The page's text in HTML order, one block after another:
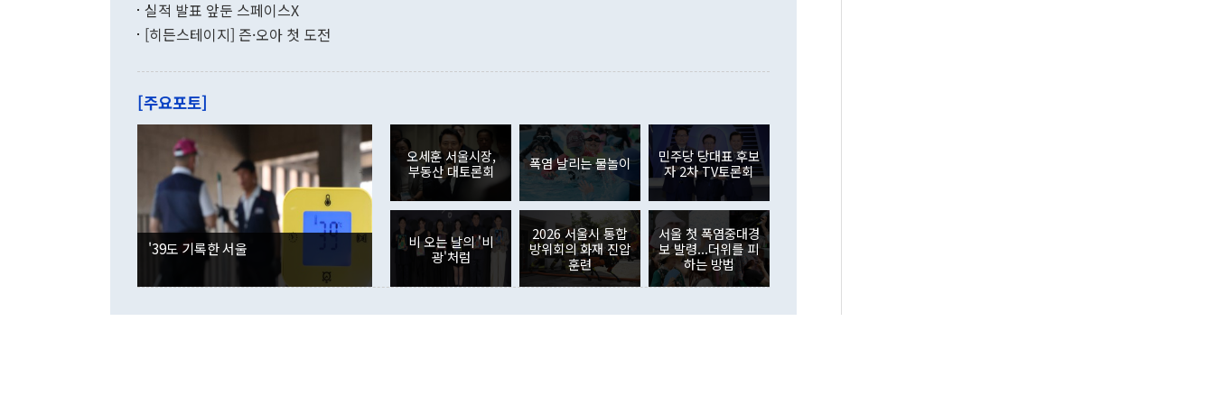
"우리의 선의대로 하는 게 과연 한반도의 평화와 안정에 플러스냐, 결론적
관은 업무보고 사후 브리핑에서 정 장관이 언급한 '4자 회담'에 대해 "이상
이 9월 러시아 블라디보스토크에서 열리는 '동방경제포럼(EEF)'을 언급하
며 "정부 차원에서 (참석을) 검토하고 있다"고 발언한 데 대해서도 조 장관
은 "그것은 외교부의 몫"이라며 "아직 거기까지 진도가 나가지 않았다"고
잘랐다. 정 장관이 이날 소개한 대북 구상과 설명은 정부 내 조율을 거치지
않았다는 점에서 문제가 있다. 특히 주적 표현 대체와 국호 사용, 9·19 군
사합의 복원, 4자회담 추진 등은 통일부 장관이 결정할 사안이 아니어서 월
권이라는 지적이 나오고 있다. 이 대통령은 정 장관의 업무보고를 듣고 난
뒤 "여기 업무보고에 발표했다고 승인난 건 아니다"라고 재차 확인했다. 정
부의 한 소식통은 "정 장관의 발언 내용은 대부분 국가안전보장회의(NSC)
를 거쳐 결정된 사안이 아닌 정 장관의 개인적 생각에 가깝다"며 "안보 관
련 부처 장관이 정부의 공식 정책이 아닌 사안을 추진하겠다고 업무보고를
하고 대통령의 면전에서 '국군통수권자가 나서야 한다'고 주장한 것은 심각
기록했지만 지식재산권사용료수지는 전월 흑자에서 4억4000만달러 적자
로 전환됐다. 본원소득수지는 배당소득을 중심으로 32억7000만달러 흑자
는 배당수입이 늘어난 데다 전월 분기배당에 따른 기저효과로 배당지급이
였던 올해 3월(369억9000만달러)을 넘어선 것이다. 직접투자에서는 내국
인의 해외투자가 80억1000만달러, 외국인의 국내투자가 46억3000만달러
각각 증가했다. 증권투자에서는 외국인의 국내 주식 매도세가 이어졌다. 외
국인의 국내 주식 투자는 차익실현 매도 등의 영향으로 316억1000만달러
감소하며 전월(-310억5000만달러)에 이어 역대 최대 순매도 기록을 다시
경신했다. 외국인의 국내 채권투자는 세계국채지수(WGBI) 자금 유입에도
분기 말 만기도래 영향으로 증가 폭이 줄어든 52억9000만달러를 기록했
다. 내국인의 해외 증권투자는 주식을 중심으로 35억6000만달러 증가했
다. eoyn2@newspim.com
실적 발표 앞둔 스페이스X
[히든스테이지] 즌·오아 첫 도전
[주요포토]
'39도 기록한 서울
오세훈 서울시장,
부동산 대토론회
폭염 날리는 물놀이
민주당 당대표 후보
자 2차 TV토론회
비 오는 날의 '비
광'처럼
2026 서울시 통합
방위회의 화재 진압
훈련
서울 첫 폭염중대경
보 발령...더위를 피
하는 방법